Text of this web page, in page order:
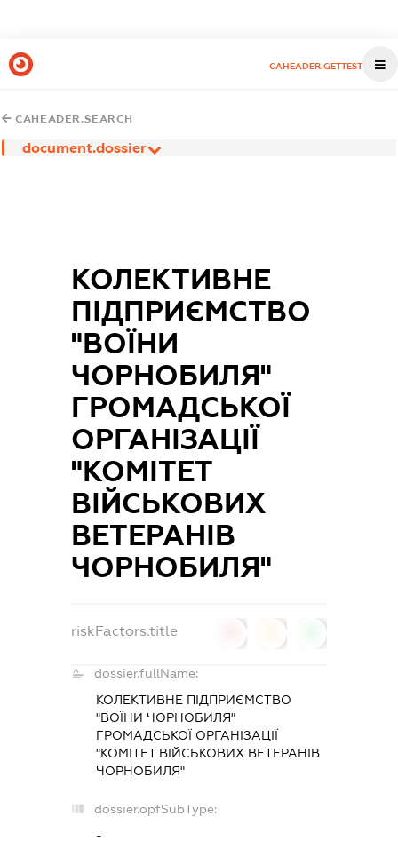
CAHEADER.GETTEST
CAHEADER.SEARCH
document.dossier
КОЛЕКТИВНЕ
ПІДПРИЄМСТВО
"ВОЇНИ
ЧОРНОБИЛЯ"
ГРОМАДСЬКОЇ
ОРГАНІЗАЦІЇ
"КОМІТЕТ
ВІЙСЬКОВИХ
ВЕТЕРАНІВ
ЧОРНОБИЛЯ"
riskFactors.title
dossier.fullName:
КОЛЕКТИВНЕ ПІДПРИЄМСТВО
"ВОЇНИ ЧОРНОБИЛЯ"
ГРОМАДСЬКОЇ ОРГАНІЗАЦІЇ
"КОМІТЕТ ВІЙСЬКОВИХ ВЕТЕРАНІВ
ЧОРНОБИЛЯ"
dossier.opfSubType:
-